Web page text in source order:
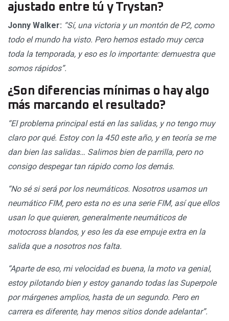
ajustado entre tú y Trystan?
Jonny Walker: “Sí, una victoria y un montón de P2, como
todo el mundo ha visto. Pero hemos estado muy cerca
toda la temporada, y eso es lo importante: demuestra que
somos rápidos”.
¿Son diferencias mínimas o hay algo
más marcando el resultado?
“El problema principal está en las salidas, y no tengo muy
claro por qué. Estoy con la 450 este año, y en teoría se me
dan bien las salidas… Salimos bien de parrilla, pero no
consigo despegar tan rápido como los demás.
“No sé si será por los neumáticos. Nosotros usamos un
neumático FIM, pero esta no es una serie FIM, así que ellos
usan lo que quieren, generalmente neumáticos de
motocross blandos, y eso les da ese empuje extra en la
salida que a nosotros nos falta.
“Aparte de eso, mi velocidad es buena, la moto va genial,
estoy pilotando bien y estoy ganando todas las Superpole
por márgenes amplios, hasta de un segundo. Pero en
carrera es diferente, hay menos sitios donde adelantar”.